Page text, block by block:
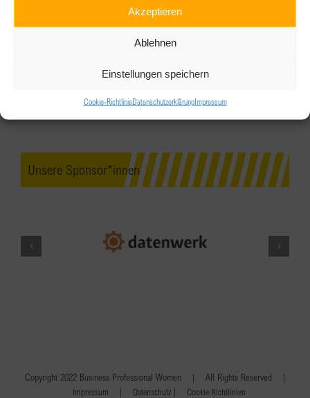
Akzeptieren
Ablehnen
Einstellungen speichern
Cookie-RichtlinieDatenschutzerklärungImpressum
Unsere Sponsor*innen
Copyright 2022 Business Professional Women | All Rights Reserved |
Impressum | Datenschutz | Cookie Richtlinien